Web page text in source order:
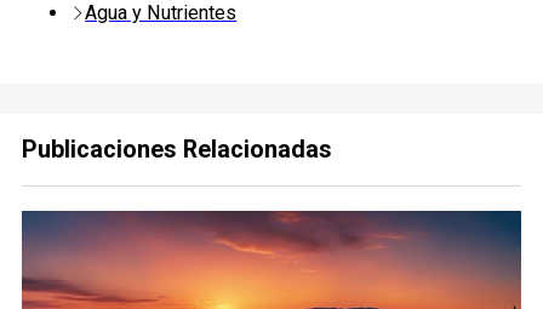
Agua y Nutrientes
Publicaciones Relacionadas